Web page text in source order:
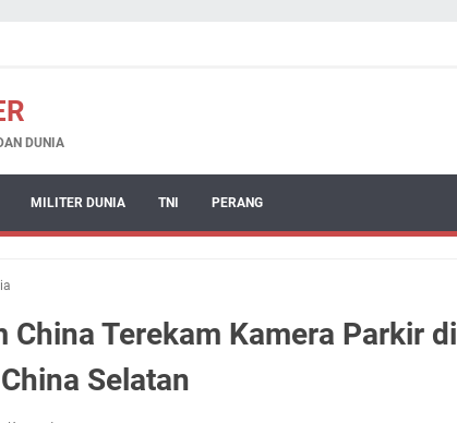
DUNIA
MILITER DUNIA TNI PERANG
China Terekam Kamera Parkir di
Selatan